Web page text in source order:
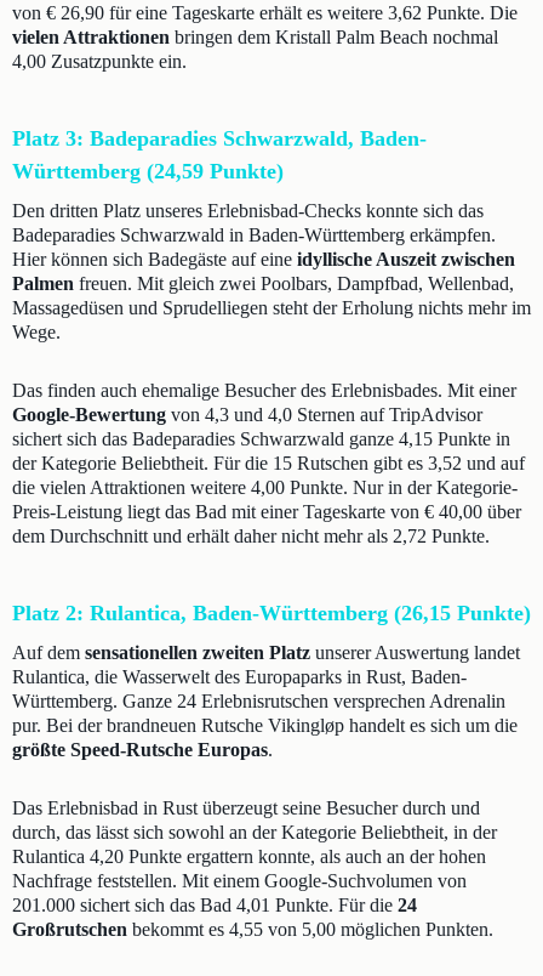
von € 26,90 für eine Tageskarte erhält es weitere 3,62 Punkte. Die
vielen Attraktionen bringen dem Kristall Palm Beach nochmal
4,00 Zusatzpunkte ein.
Platz 3: Badeparadies Schwarzwald, Baden-
Württemberg (24,59 Punkte)
Den dritten Platz unseres Erlebnisbad-Checks konnte sich das
Badeparadies Schwarzwald in Baden-Württemberg erkämpfen.
Hier können sich Badegäste auf eine idyllische Auszeit zwischen
Palmen freuen. Mit gleich zwei Poolbars, Dampfbad, Wellenbad,
Massagedüsen und Sprudelliegen steht der Erholung nichts mehr im
Wege.
Das finden auch ehemalige Besucher des Erlebnisbades. Mit einer
Google-Bewertung von 4,3 und 4,0 Sternen auf TripAdvisor
sichert sich das Badeparadies Schwarzwald ganze 4,15 Punkte in
der Kategorie Beliebtheit. Für die 15 Rutschen gibt es 3,52 und auf
die vielen Attraktionen weitere 4,00 Punkte. Nur in der Kategorie-
Preis-Leistung liegt das Bad mit einer Tageskarte von € 40,00 über
dem Durchschnitt und erhält daher nicht mehr als 2,72 Punkte.
Platz 2: Rulantica, Baden-Württemberg (26,15 Punkte)
Auf dem sensationellen zweiten Platz unserer Auswertung landet
Rulantica, die Wasserwelt des Europaparks in Rust, Baden-
Württemberg. Ganze 24 Erlebnisrutschen versprechen Adrenalin
pur. Bei der brandneuen Rutsche Vikingløp handelt es sich um die
größte Speed-Rutsche Europas.
Das Erlebnisbad in Rust überzeugt seine Besucher durch und
durch, das lässt sich sowohl an der Kategorie Beliebtheit, in der
Rulantica 4,20 Punkte ergattern konnte, als auch an der hohen
Nachfrage feststellen. Mit einem Google-Suchvolumen von
201.000 sichert sich das Bad 4,01 Punkte. Für die 24
Großrutschen bekommt es 4,55 von 5,00 möglichen Punkten.